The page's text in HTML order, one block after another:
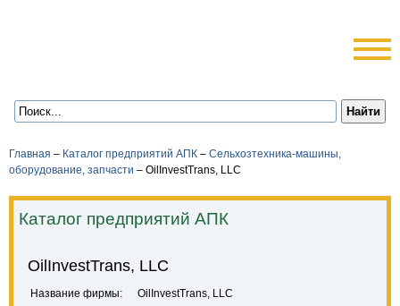
Главная – Каталог предприятий АПК – Сельхозтехника-машины,
оборудование, запчасти – OilInvestTrans, LLC
Каталог предприятий АПК
OilInvestTrans, LLC
Название фирмы: OilInvestTrans, LLC